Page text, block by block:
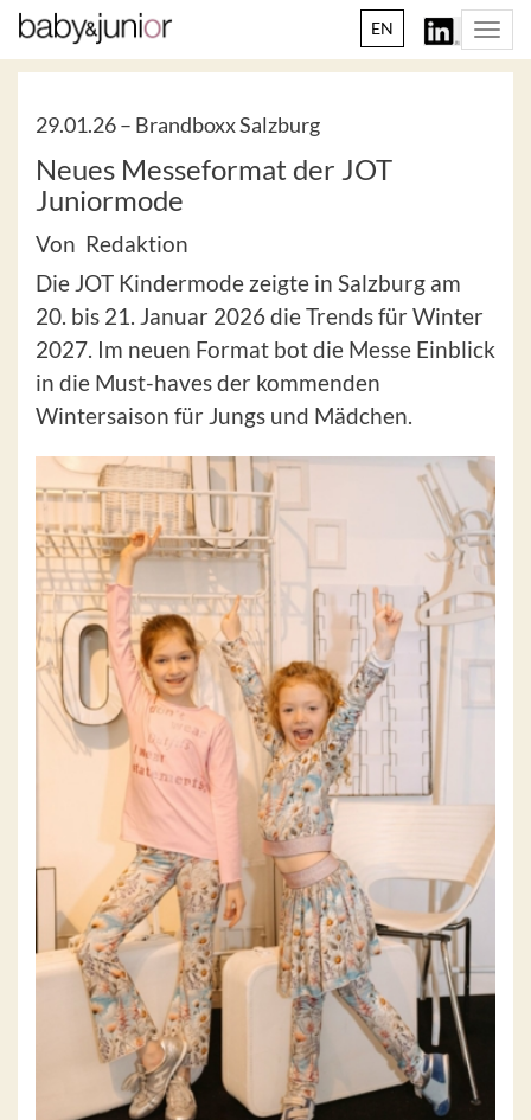
EN
29.01.26 – Brandboxx Salzburg
Neues Messeformat der JOT
Juniormode
Von Redaktion
Die JOT Kindermode zeigte in Salzburg am
20. bis 21. Januar 2026 die Trends für Winter
2027. Im neuen Format bot die Messe Einblick
in die Must-haves der kommenden
Wintersaison für Jungs und Mädchen.